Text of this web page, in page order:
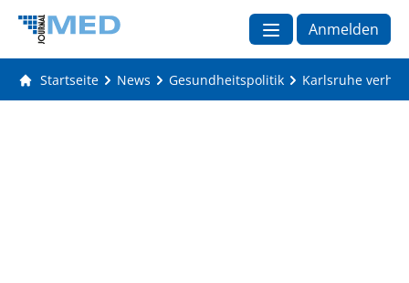
Anmelden
Startseite News Gesundheitspolitik Karlsruhe